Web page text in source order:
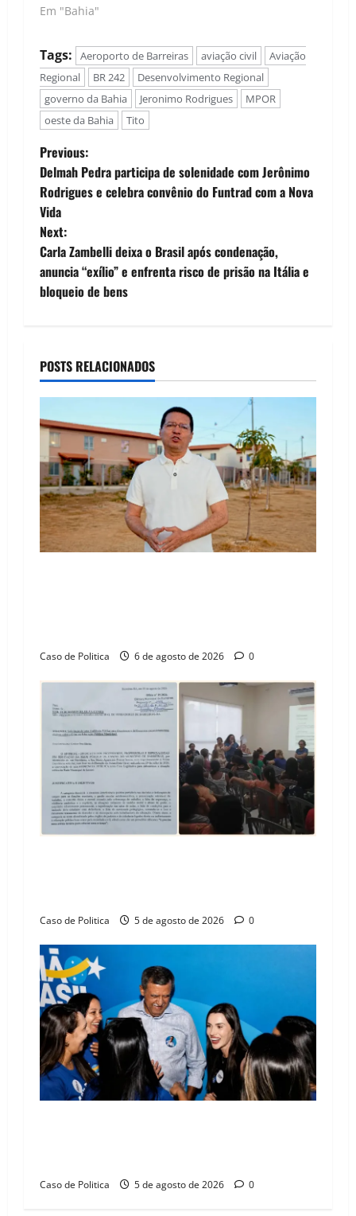
Em "Bahia"
Tags: Aeroporto de Barreiras aviação civil
Aviação
Regional
BR 242
Desenvolvimento Regional
governo da Bahia
Jeronimo Rodrigues
MPOR
oeste da Bahia
Tito
P
o
s
t
n
v
i
g
a
t
i
o
Previous:
Delmah Pedra participa de solenidade com Jerônimo
Rodrigues e celebra convênio do Funtrad com a Nova
Vida
Next:
Carla Zambelli deixa o Brasil após condenação,
anuncia “exílio” e enfrenta risco de prisão na Itália e
bloqueio de bens
POSTS RELACIONADOS
Caso de Politica 6 de agosto de 2026 0
Caso de Politica 5 de agosto de 2026 0
Caso de Politica 5 de agosto de 2026 0